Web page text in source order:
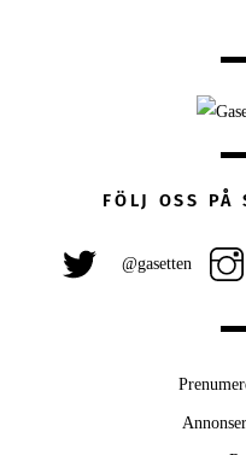
FÖLJ OSS PÅ
@gasetten